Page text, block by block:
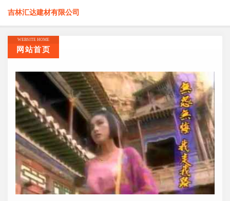
吉林汇达建材有限公司
WEBSITE HOME
网站首页